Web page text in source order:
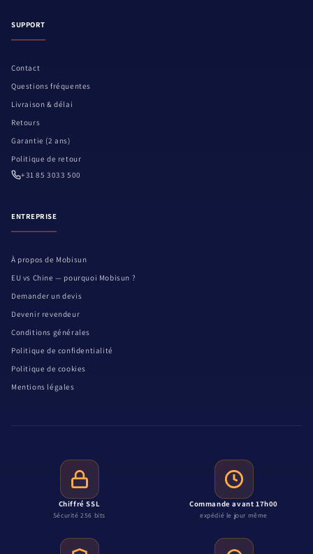
SUPPORT
Contact
Questions fréquentes
Livraison & délai
Retours
Garantie (2 ans)
Politique de retour
+31 85 3033 500
ENTREPRISE
À propos de Mobisun
EU vs Chine — pourquoi Mobisun ?
Demander un devis
Devenir revendeur
Conditions générales
Politique de confidentialité
Politique de cookies
Mentions légales
Chiffré SSL
Sécurité 256 bits
Commande avant 17h00
expédié le jour même